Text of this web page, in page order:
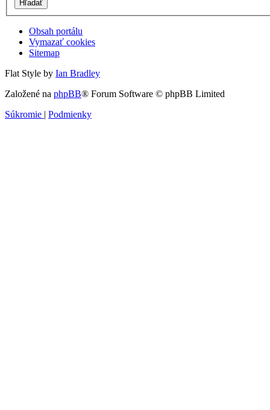
Obsah portálu
Vymazať cookies
Sitemap
Flat Style by Ian Bradley
Založené na phpBB® Forum Software © phpBB Limited
Súkromie | Podmienky